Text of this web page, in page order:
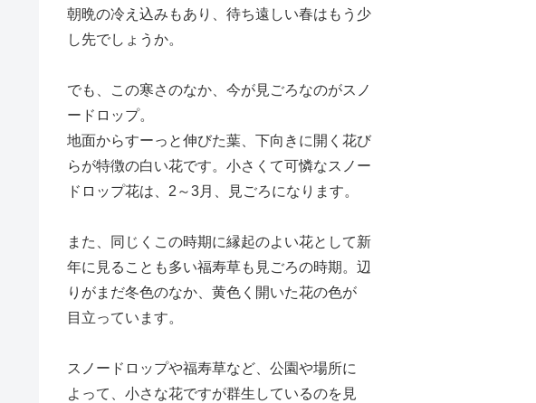
朝晩の冷え込みもあり、待ち遠しい春はもう少
し先でしょうか。
でも、この寒さのなか、今が見ごろなのがスノ
ードロップ。
地面からすーっと伸びた葉、下向きに開く花び
らが特徴の白い花です。小さくて可憐なスノー
ドロップ花は、2～3月、見ごろになります。
また、同じくこの時期に縁起のよい花として新
年に見ることも多い福寿草も見ごろの時期。辺
りがまだ冬色のなか、黄色く開いた花の色が
目立っています。
スノードロップや福寿草など、公園や場所に
よって、小さな花ですが群生しているのを見